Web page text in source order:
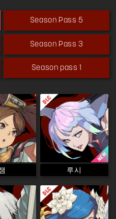
Season Pass 5
Season Pass 3
Season pass 1
루시